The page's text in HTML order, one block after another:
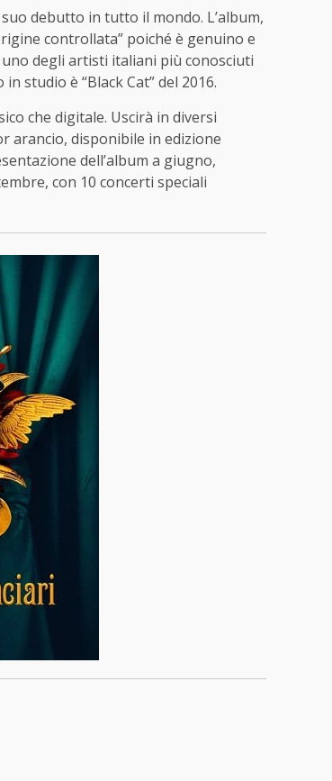
debutto in tutto il mondo. L’album,
controllata” poiché è genuino e
degli artisti italiani più conosciuti
studio è “Black Cat” del 2016.
che digitale. Uscirà in diversi
arancio, disponibile in edizione
dell’album a giugno,
con 10 concerti speciali